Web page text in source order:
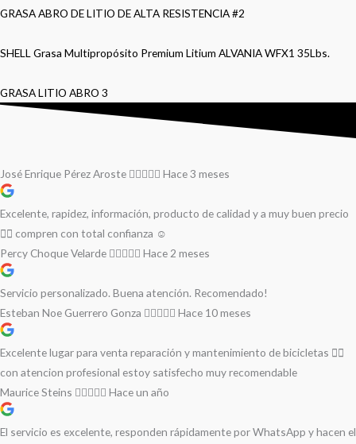
GRASA ABRO DE LITIO DE ALTA RESISTENCIA #2
SHELL Grasa Multipropósito Premium Litium ALVANIA WFX1 35Lbs.
GRASA LITIO ABRO 3
José Enrique Pérez Aroste Hace 3 meses
Excelente, rapidez, información, producto de calidad y a muy buen precio
👌🏻 compren con total confianza ☺️
Percy Choque Velarde
Hace 2 meses
Servicio personalizado. Buena atención. Recomendado!
Esteban Noe Guerrero Gonza
Hace 10 meses
Excelente lugar para venta reparación y mantenimiento de bicicletas 🚵‍♀️
con atencion profesional estoy satisfecho muy recomendable
Maurice Steins
Hace un año
El servicio es excelente, responden rápidamente por WhatsApp y hacen el